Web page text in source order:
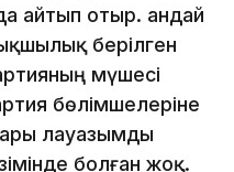
айтып отыр. Қандай
берілген
мүшесі
бөлімшелеріне
лауазымды
болған жоқ.